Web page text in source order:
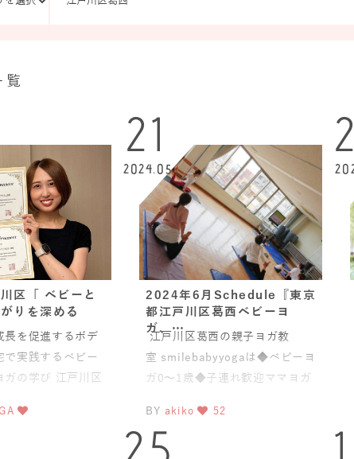
区「 ベビーと
りを深める
長を促進するボデ
で実践するベビー
ガの学び 江戸川区
21
2024.05
2024年6月Schedule『東京
都江戸川区葛西ベビーヨ
ガ、…
江戸川区葛西の親子ヨガ教
室 smilebabyyogaは◆ベビーヨ
ガ0〜1歳◆子連れ歓迎ママヨガ
BY akiko 52